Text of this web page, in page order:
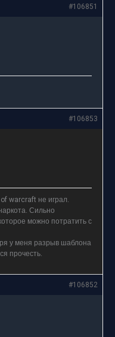
#106851
#106853
warcraft не играл.
Сильно
можно потратить с
у меня разрыв шаблона
прочесть.
#106852